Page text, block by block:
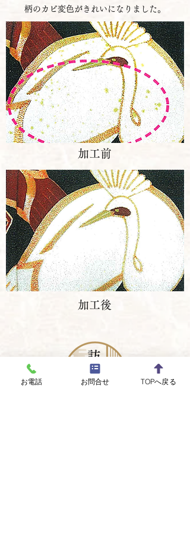
柄のカビ変色がきれいになりました。
加工前
加工後
訪
問
着
お電話 お問合せ TOPへ戻る